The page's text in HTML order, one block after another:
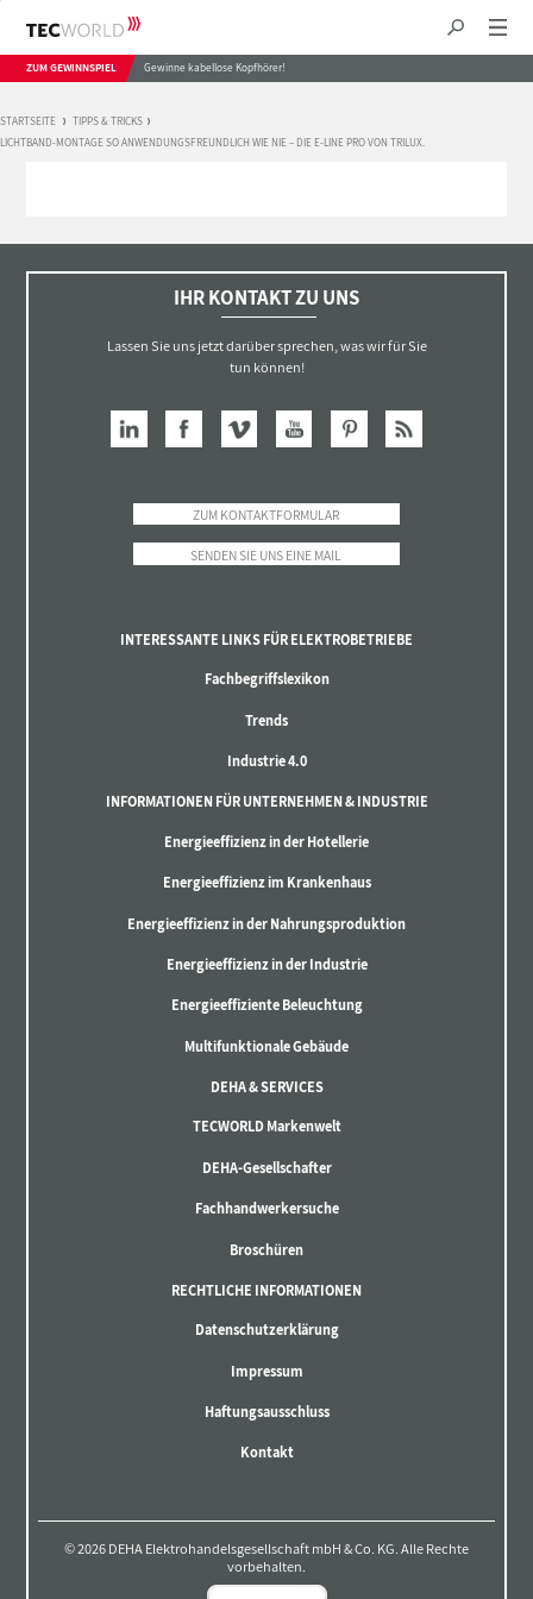
ZUM GEWINNSPIEL Gewinne kabellose Kopfhörer!
STARTSEITE
TIPPS & TRICKS
LICHTBAND-MONTAGE SO ANWENDUNGSFREUNDLICH WIE NIE – DIE E-LINE PRO VON TRILUX.
IHR KONTAKT ZU UNS
Lassen Sie uns jetzt darüber sprechen, was wir für Sie
tun können!
ZUM KONTAKTFORMULAR
SENDEN SIE UNS EINE MAIL
INTERESSANTE LINKS FÜR ELEKTROBETRIEBE
Fachbegriffslexikon
Trends
Industrie 4.0
INFORMATIONEN FÜR UNTERNEHMEN & INDUSTRIE
Energieeffizienz in der Hotellerie
Energieeffizienz im Krankenhaus
Energieeffizienz in der Nahrungsproduktion
Energieeffizienz in der Industrie
Energieeffiziente Beleuchtung
Multifunktionale Gebäude
DEHA & SERVICES
TECWORLD Markenwelt
DEHA-Gesellschafter
Fachhandwerkersuche
Broschüren
RECHTLICHE INFORMATIONEN
Datenschutzerklärung
Impressum
Haftungsausschluss
Kontakt
© 2026 DEHA Elektrohandelsgesellschaft mbH & Co. KG. Alle Rechte
vorbehalten.